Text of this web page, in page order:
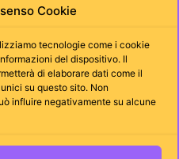
Cookie
tecnologie come i cookie
del dispositivo. Il
di elaborare dati come il
su questo sito. Non
influire negativamente su alcune